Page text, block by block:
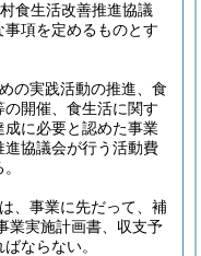
食生活改善推進協議
項を定めるものとす
の実践活動の推進、食
開催、食生活に関す
に必要と認めた事業
協議会が行う活動費
、事業に先だって、補
業実施計画書、収支予
ならない。